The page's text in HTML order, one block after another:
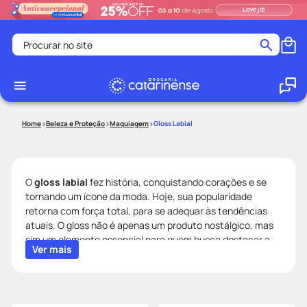
Procurar no site
1
5º
tadalafila
6º
ozivy
7º
lenço umedecido
protetor solar
Beleza e Proteção Maquiagem Gloss Labial
Ogloss labial fez história, conquistando corações e se
tornando um ícone da moda. Hoje, sua popularidade
retorna com força total, para se adequar às tendências
atuais. O gloss não é apenas um produto nostálgico, mas
sim um elemento essencial para quem busca destacar a
beleza natural dos lábios.
Ver mais